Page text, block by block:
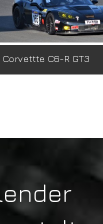
Corvettte C6-R GT3